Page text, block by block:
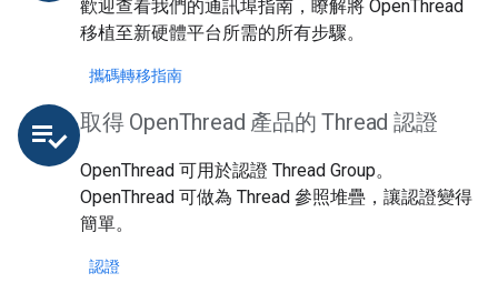
歡迎查看我們的通訊埠指南，瞭解將 OpenThread
移植至新硬體平台所需的所有步驟。
攜碼轉移指南
playlist_add_check 取得 OpenThread 產品的 Thread 認證
OpenThread 可用於認證 Thread Group。
OpenThread 可做為 Thread 參照堆疊，讓認證變得
簡單。
認證